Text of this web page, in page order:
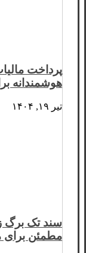
پرداخت
هوشمندانه
تیر ۱۹, ۱۴۰۴
سند تک برگ
مطمئن برای